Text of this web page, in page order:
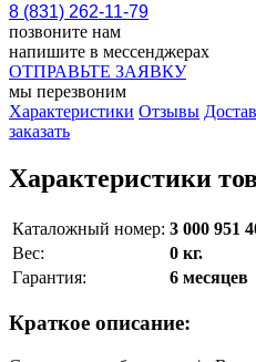
8 (831) 262-11-79
позвоните нам
напишите в мессенджерах
ОТПРАВЬТЕ ЗАЯВКУ
мы перезвоним
Характеристики Отзывы
заказать
Характеристики
Каталожный номер: 3 000 951
Вес:
0 кг.
Гарантия:
6 месяцев
Краткое описание: